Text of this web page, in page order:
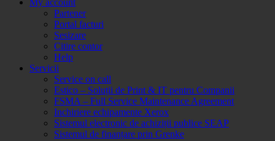
My account
Partener
Portal facturi
Sesizare
Citire contor
Help
Servicii
Service on call
Estico – Soluții de Print & IT pentru Companii
FSMA – Full Service Maintenance Agreement
Inchiriere echipamente Xerox
Sistemul electronic de achiziții publice SEAP
Sistemul de finanțare prin Grenke